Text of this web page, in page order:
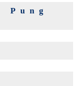
Pung